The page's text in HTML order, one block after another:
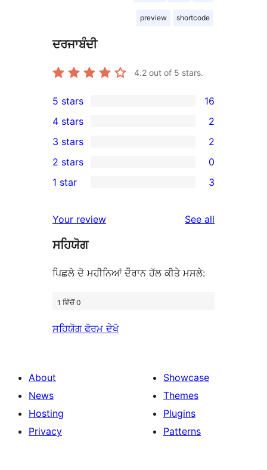
preview shortcode
ਦਰਜਾਬੰਦੀ
4.2 out of 5 stars.
16
5-
star
reviews
5 stars 16
4-
star
reviews
4 stars 2
2
3-
star
3 stars 2
2-
reviews
2 stars 0
star
reviews
1 star 3
Your review See all
ਸਹਿਯੋਗ
ਪਿਛਲੇ ਦੋ ਮਹੀਨਿਆਂ ਦੌਰਾਨ ਹੱਲ ਕੀਤੇ ਮਸਲੇ:
1 ਵਿੱਚੋਂ 0
ਸਹਿਯੋਗ ਫੋਰਮ ਦੇਖੋ
About
News
Hosting
Privacy
Showcase
Themes
Plugins
Patterns